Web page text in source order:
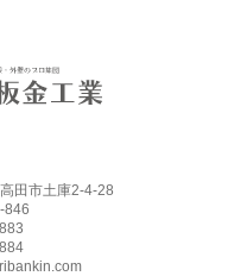
田市土庫2-4-28
846